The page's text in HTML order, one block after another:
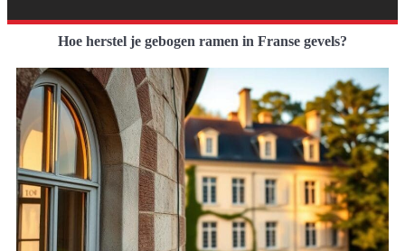
Hoe herstel je gebogen ramen in Franse gevels?